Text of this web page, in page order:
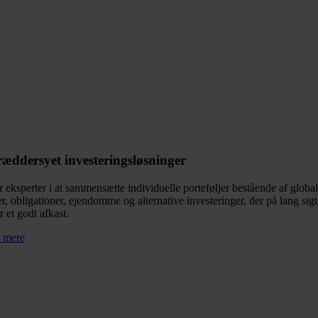
investeringsløsninger
eksperter i at sammensætte individuelle porteføljer bestående af
obligationer, ejendomme og alternative investeringer, der på lang sigt
et godt afkast.